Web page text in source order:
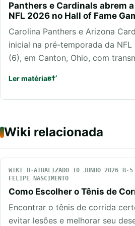
Panthers e Cardinals abrem
NFL 2026 no Hall of Fame
Carolina Panthers e Arizona
inicial na pré-temporada da
(6), em Canton, Ohio, com
Ler matéria
Wiki relacionada
WIKI ATUALIZADO 10 JUNHO 2026
5
FELIPE NASCIMENTO
Como Escolher o Tênis de
Encontrar o tênis de corrida
evitar lesões e melhorar seu